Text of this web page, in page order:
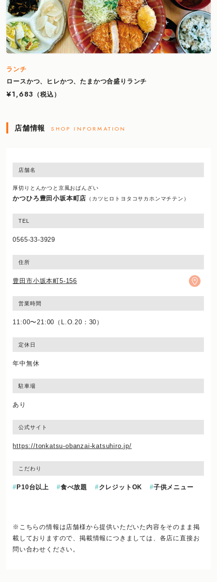
ランチ
ロースかつ、ヒレかつ、たまかつ合盛りランチ
¥1,683
（税込）
店舗情報 SHOP INFORMATION
店舗名
厚切りとんかつと京風おばんざい
かつひろ豊田小坂本町店 （カツヒロトヨタコサカホンマチテン）
TEL
0565-33-3929
住所
豊田市小坂本町5-156
営業時間
11:00〜21:00（L.O.20：30）
定休日
年中無休
駐車場
あり
公式サイト
https://tonkatsu-obanzai-katsuhiro.jp/
こだわり
P10台以上 食べ放題 クレジットOK 子供メニュー
※こちらの情報は店舗様から提供いただいた内容をそのまま掲
載しておりますので、掲載情報につきましては、各店に直接お
問い合わせください。